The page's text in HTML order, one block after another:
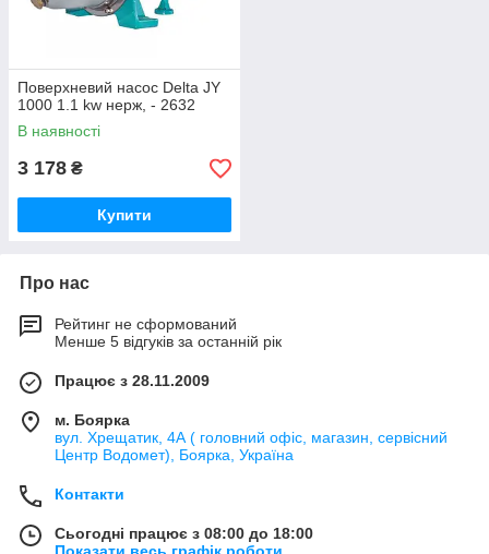
Поверхневий насос Delta JY
1000 1.1 kw нерж, - 2632
В наявності
3 178 ₴
Купити
Про нас
Рейтинг не сформований
Менше 5 відгуків за останній рік
Працює з 28.11.2009
м. Боярка
вул. Хрещатик, 4А ( головний офіс, магазин, сервісний
Центр Водомет), Боярка, Україна
Контакти
Сьогодні працює з 08:00 до 18:00